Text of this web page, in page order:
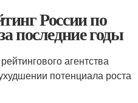
России по
последние годы
агентства
потенциала роста